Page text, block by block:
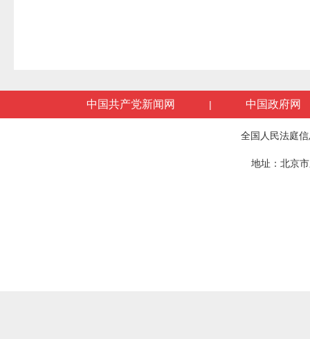
中国共产党新闻网 | 中国政府网
全国人民法庭
地址：北京